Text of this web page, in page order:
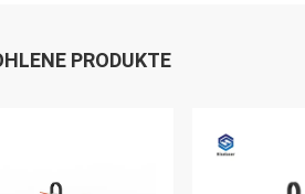
PRODUKTE